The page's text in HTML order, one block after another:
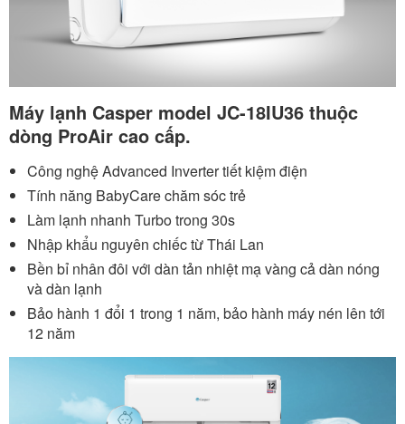
Máy lạnh Casper model JC-18IU36 thuộc
dòng ProAir cao cấp.
Công nghệ Advanced Inverter tiết kiệm điện
Tính năng BabyCare chăm sóc trẻ
Làm lạnh nhanh Turbo trong 30s
Nhập khẩu nguyên chiếc từ Thái Lan
Bền bỉ nhân đôi với dàn tản nhiệt mạ vàng cả dàn nóng
và dàn lạnh
Bảo hành 1 đổi 1 trong 1 năm, bảo hành máy nén lên tới
12 năm